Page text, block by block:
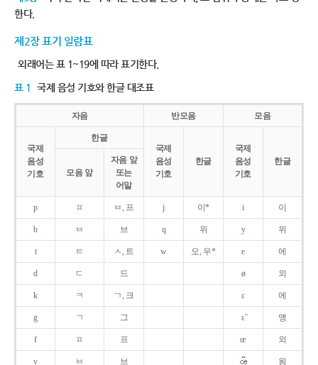
한다.
제2장 표기 일람표
외래어는 표 1~19에 따라 표기한다.
표 1 국제 음성 기호와 한글 대조표
자음 반모음 모음
국제
음성
기호
한글
국제
음성
기호
한글
국제
음성
기호
한글
모음 앞
자음 앞
또는
어말
p ㅍ ㅂ, 프 j 이* i 이
b ㅂ 브 ɥ 위 y 위
t ㅌ ㅅ, 트 w 오, 우* e 에
d ㄷ 드 ø 외
k ㅋ ㄱ, 크 ɛ 에
g ㄱ 그 ɛ̃ 앵
f ㅍ 프 œ 외
v ㅂ 브 욍